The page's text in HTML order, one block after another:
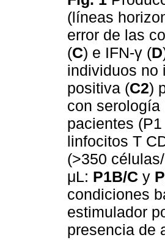
(líneas
error de las
(C) e IFN-γ (D
individuos no
positiva (C2)
con serología
pacientes
linfocitos T
(>350
μL: P1B/C y
condiciones
estimulador
presencia de